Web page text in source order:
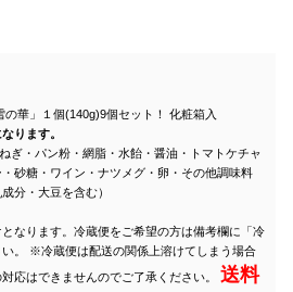
の華」１個(140g)9個セット！ 化粧箱入
ります。
ぎ・パン粉・網脂・水飴・醤油・トマトケチャ
砂糖・ワイン・ナツメグ・卵・その他調味料
分・大豆を含む）
なります。冷蔵便をご希望の方は備考欄に「冷
。 ※冷蔵便は配送の関係上溶けてしまう場合
応はできませんのでご了承ください。 送料